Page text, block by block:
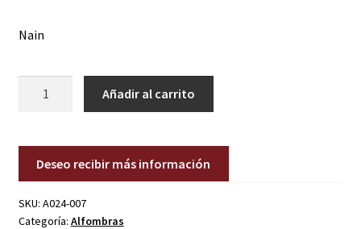
Nain
Añadir al carrito
Deseo recibir más información
SKU: A024-007
Categoría: Alfombras